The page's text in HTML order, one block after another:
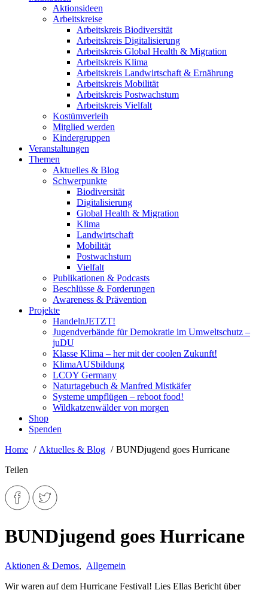
Aktionsideen
Arbeitskreise
Arbeitskreis Biodiversität
Arbeitskreis Digitalisierung
Arbeitskreis Global Health & Migration
Arbeitskreis Klima
Arbeitskreis Landwirtschaft & Ernährung
Arbeitskreis Mobilität
Arbeitskreis Postwachstum
Arbeitskreis Vielfalt
Kostümverleih
Mitglied werden
Kindergruppen
Veranstaltungen
Themen
Aktuelles & Blog
Schwerpunkte
Biodiversität
Digitalisierung
Global Health & Migration
Klima
Landwirtschaft
Mobilität
Postwachstum
Vielfalt
Publikationen & Podcasts
Beschlüsse & Forderungen
Awareness & Prävention
Projekte
HandelnJETZT!
Jugendverbände für Demokratie im Umweltschutz –
juDU
Klasse Klima – her mit der coolen Zukunft!
KlimaAUSbildung
LCOY Germany
Naturtagebuch & Manfred Mistkäfer
Systeme umpflügen – reboot food!
Wildkatzenwälder von morgen
Shop
Spenden
Home
Aktuelles & Blog
BUNDjugend goes Hurricane
Teilen
BUNDjugend goes Hurricane
Aktionen & Demos, Allgemein
Wir waren auf dem Hurricane Festival! Lies Ellas Bericht über